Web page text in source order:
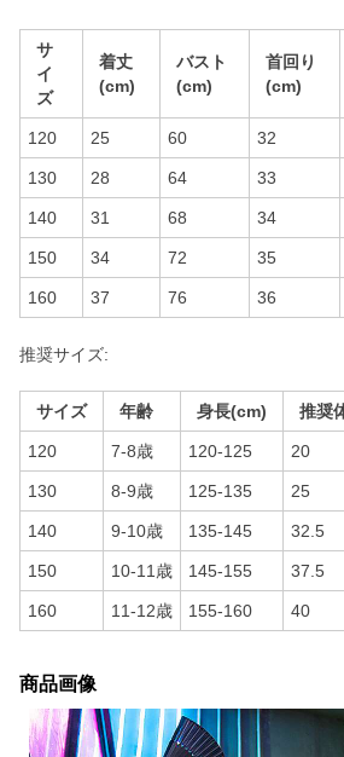
サ
イ
ズ
着丈
(cm)
バスト
(cm)
首回り
(cm)
120 25 60 32
130 28 64 33
140 31 68 34
150 34 72 35
160 37 76 36
推奨サイズ:
サイズ 年齢 身長(cm) 推奨
120 7-8歳 120-125 20
130 8-9歳 125-135 25
140 9-10歳 135-145 32.5
150 10-11歳 145-155 37.5
160 11-12歳 155-160 40
商品画像